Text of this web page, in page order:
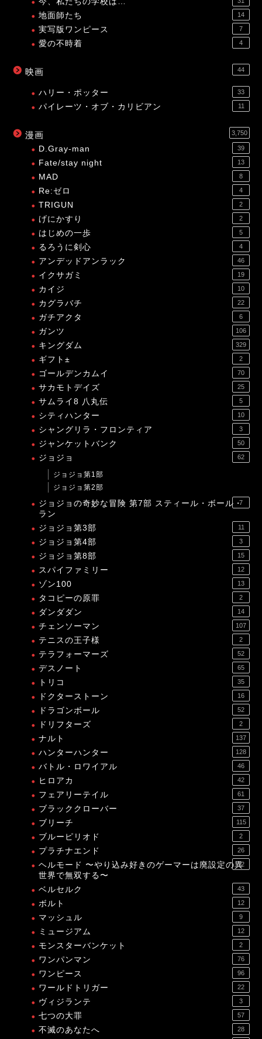
地面師たち 14
実写版ワンピース 7
愛の不時着 4
映画 44
ハリー・ポッター 33
パイレーツ・オブ・カリビアン 11
漫画 3,750
D.Gray-man 39
Fate/stay night 13
MAD 8
Re:ゼロ 4
TRIGUN 2
げにかすり 2
はじめの一歩 5
るろうに剣心 4
アンデッドアンラック 46
イクサガミ 19
カイジ 10
カグラバチ 22
ガチアクタ 6
ガンツ 106
キングダム 329
ギフト± 2
ゴールデンカムイ 70
サカモトデイズ 25
サムライ8 八丸伝 5
シティハンター 10
シャングリラ・フロンティア 3
ジャンケットバンク 50
ジョジョ 62
ジョジョ第1部
ジョジョ第2部
ジョジョの奇妙な冒険 第7部 スティール・ボール・
ラン
7
ジョジョ第3部 11
ジョジョ第4部 3
ジョジョ第8部 15
スパイファミリー 12
ゾン100 13
タコピーの原罪 2
ダンダダン 14
チェンソーマン 107
テニスの王子様 2
テラフォーマーズ 52
デスノート 65
トリコ 35
ドクターストーン 16
ドラゴンボール 52
ドリフターズ 2
ナルト 137
ハンターハンター 128
バトル・ロワイアル 46
ヒロアカ 42
フェアリーテイル 61
ブラッククローバー 37
ブリーチ 115
ブルーピリオド 2
プラチナエンド 26
ヘルモード 〜やり込み好きのゲーマーは廃設定の異
世界で無双する〜
12
ベルセルク 43
ボルト 12
マッシュル 9
ミュージアム 12
モンスターバンケット 2
ワンパンマン 76
ワンピース 96
ワールドトリガー 22
ヴィジランテ 3
七つの大罪 57
不滅のあなたへ 28